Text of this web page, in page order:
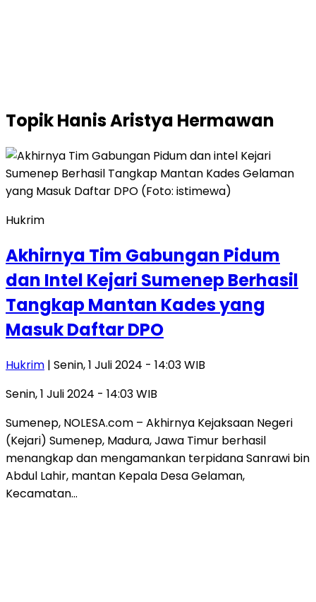
TopikHanis Aristya Hermawan
Hukrim
Akhirnya Tim Gabungan Pidum
dan Intel Kejari Sumenep Berhasil
Tangkap Mantan Kades yang
Masuk Daftar DPO
Hukrim | Senin, 1 Juli 2024 - 14:03 WIB
Senin, 1 Juli 2024 - 14:03 WIB
Sumenep, NOLESA.com – Akhirnya Kejaksaan Negeri
(Kejari) Sumenep, Madura, Jawa Timur berhasil
menangkap dan mengamankan terpidana Sanrawi bin
Abdul Lahir, mantan Kepala Desa Gelaman,
Kecamatan…